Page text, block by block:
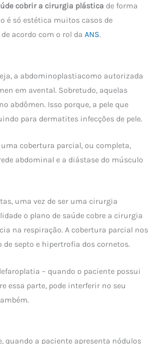
cobrir a cirurgia plástica de forma
é só estética muitos casos de
acordo com o rol da ANS.
a abdominoplastiacomo autorizada
em avental. Sobretudo, aquelas
abdômen. Isso porque, a pele que
para dermatites infecções de pele.
cobertura parcial, ou completa,
abdominal e a diástase do músculo
uma vez de ser uma cirurgia
o plano de saúde cobre a cirurgia
na respiração. A cobertura parcial nos
septo e hipertrofia dos cornetos.
– quando o paciente possui
essa parte, pode interferir no seu
a paciente apresenta nódulos